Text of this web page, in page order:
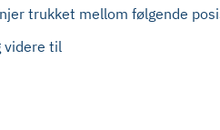
trukket mellom følgende
videre til